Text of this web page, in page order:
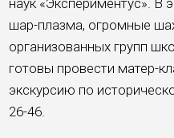
наук «Экспериментус». В
шар-плазма, огромные
организованных групп
готовы про­вести матер-
экскурсию по
26-46.